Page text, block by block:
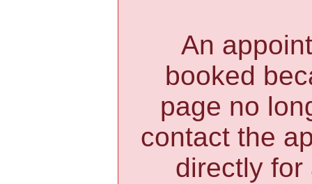
An
booked
page no
contact the
directly for